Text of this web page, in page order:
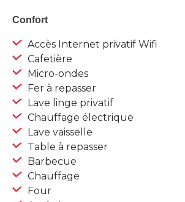
Confort
Accès Internet privatif Wifi
Cafetière
Micro-ondes
Fer à repasser
Lave linge privatif
Chauffage électrique
Lave vaisselle
Table à repasser
Barbecue
Chauffage
Four